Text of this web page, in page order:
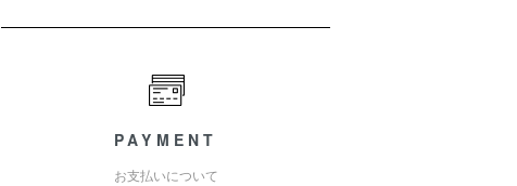
PAYMENT
お支払いについて